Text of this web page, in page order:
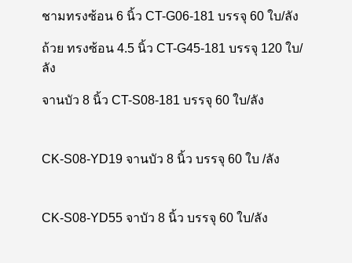
ชามทรงซ้อน 6 นิ้ว CT-G06-181 บรรจุ 60 ใบ/ลัง
ถ้วย ทรงซ้อน 4.5 นิ้ว CT-G45-181 บรรจุ 120 ใบ/
ลัง
จานบัว 8 นิ้ว CT-S08-181 บรรจุ 60 ใบ/ลัง
CK-S08-YD19 จานบัว 8 นิ้ว บรรจุ 60 ใบ /ลัง
CK-S08-YD55 จาบัว 8 นิ้ว บรรจุ 60 ใบ/ลัง